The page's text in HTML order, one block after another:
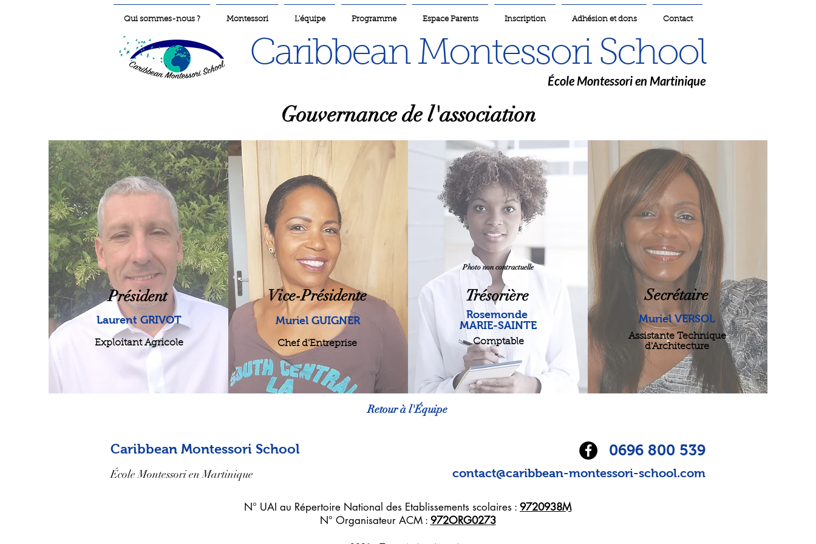
Qui sommes-nous ? Montessori L'équipe Programme Espace Parents Inscription Adhésion et dons Contact
Caribbean Montessori School
École Montessori en Martinique
Gouvernance de l'association
Président
Laurent GRIVOT
Exploitant Agricole
Vice-Présidente
Muriel GUIGNER
Chef d'Entreprise
Photo non contractuelle
Trésorière
Rosemonde
MARIE-SAINTE
Comptable
Secrétaire
Muriel VERSOL
Assistante Technique
d'Architecture
Retour à l'Équipe
Caribbean Montessori School 0696 800 539
École Montessori en Martinique contact@caribbean-montessori-school.com
N° UAI au Répertoire National des Etablissements scolaires : 9720938M
N° Organisateur ACM : 972ORG0273